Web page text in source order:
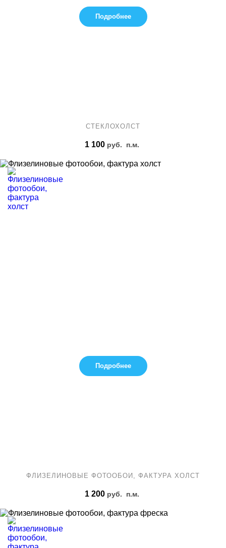
Подробнее
СТЕКЛОХОЛСТ
1 100 руб. п.м.
Подробнее
ФЛИЗЕЛИНОВЫЕ ФОТООБОИ, ФАКТУРА ХОЛСТ
1 200 руб. п.м.